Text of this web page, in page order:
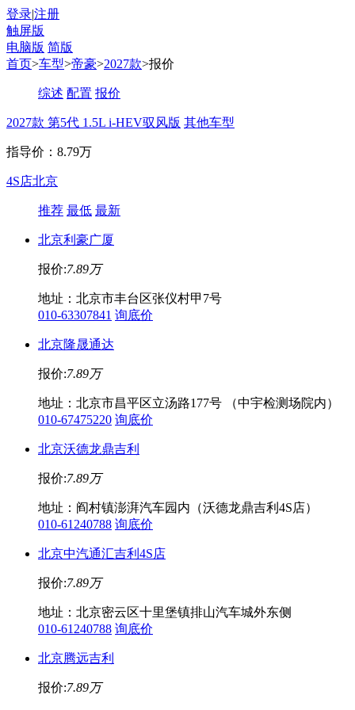
登录|注册
触屏版
电脑版 简版
首页>车型>帝豪>2027款>报价
综述 配置 报价
2027款 第5代 1.5L i-HEV驭风版 其他车型
指导价：8.79万
4S店北京
推荐 最低 最新
北京利豪广厦
报价:7.89万
地址：北京市丰台区张仪村甲7号
010-63307841 询底价
北京隆晟通达
报价:7.89万
地址：北京市昌平区立汤路177号 （中宇检测场院内）
010-67475220 询底价
北京沃德龙鼎吉利
报价:7.89万
地址：阎村镇澎湃汽车园内（沃德龙鼎吉利4S店）
010-61240788 询底价
北京中汽通汇吉利4S店
报价:7.89万
地址：北京密云区十里堡镇排山汽车城外东侧
010-61240788 询底价
北京腾远吉利
报价:7.89万